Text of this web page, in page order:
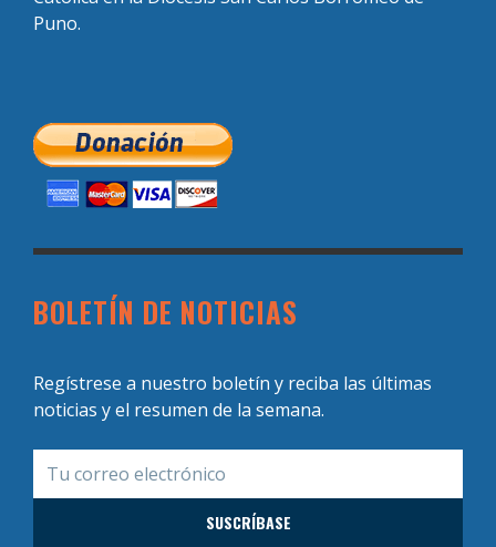
Puno.
BOLETÍN DE NOTICIAS
Regístrese a nuestro boletín y reciba las últimas
noticias y el resumen de la semana.